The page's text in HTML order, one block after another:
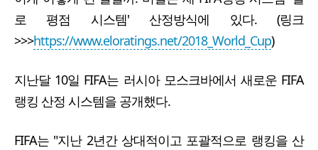
로 평점 시스템' 산정방식에 있다. (링크
>>>https://www.eloratings.net/2018_World_Cup)
지난달 10일 FIFA는 러시아 모스크바에서 새로운 FIFA
랭킹 산정 시스템을 공개했다.
FIFA는 "지난 2년간 상대적이고 포괄적으로 랭킹을 산